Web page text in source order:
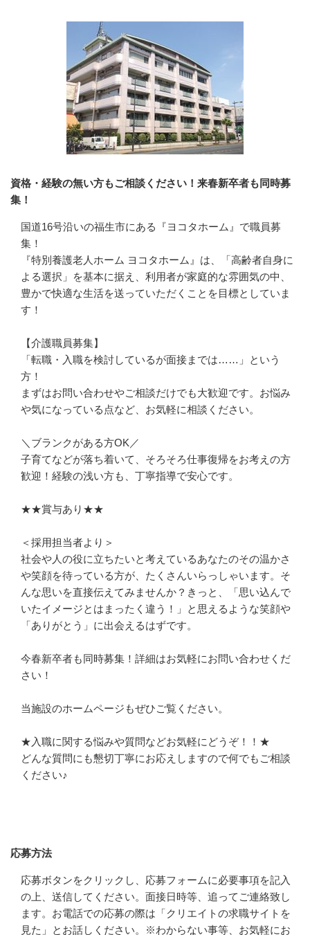
資格・経験の無い方もご相談ください！来春新卒者も同時募
集！
国道16号沿いの福生市にある『ヨコタホーム』で職員募
集！
『特別養護老人ホーム ヨコタホーム』は、「高齢者自身に
よる選択」を基本に据え、利用者が家庭的な雰囲気の中、
豊かで快適な生活を送っていただくことを目標としていま
す！
【介護職員募集】
「転職・入職を検討しているが面接までは……」という
方！
まずはお問い合わせやご相談だけでも大歓迎です。お悩み
や気になっている点など、お気軽に相談ください。
＼ブランクがある方OK／
子育てなどが落ち着いて、そろそろ仕事復帰をお考えの方
歓迎！経験の浅い方も、丁寧指導で安心です。
★★賞与あり★★
＜採用担当者より＞
社会や人の役に立ちたいと考えているあなたのその温かさ
や笑顔を待っている方が、たくさんいらっしゃいます。そ
んな思いを直接伝えてみませんか？きっと、「思い込んで
いたイメージとはまったく違う！」と思えるような笑顔や
「ありがとう」に出会えるはずです。
今春新卒者も同時募集！詳細はお気軽にお問い合わせくだ
さい！
当施設のホームページもぜひご覧ください。
★入職に関する悩みや質問などお気軽にどうぞ！！★
どんな質問にも懇切丁寧にお応えしますので何でもご相談
ください♪
応募方法
応募ボタンをクリックし、応募フォームに必要事項を記入
の上、送信してください。面接日時等、追ってご連絡致し
ます。お電話での応募の際は「クリエイトの求職サイトを
見た」とお話しください。※わからない事等、お気軽にお